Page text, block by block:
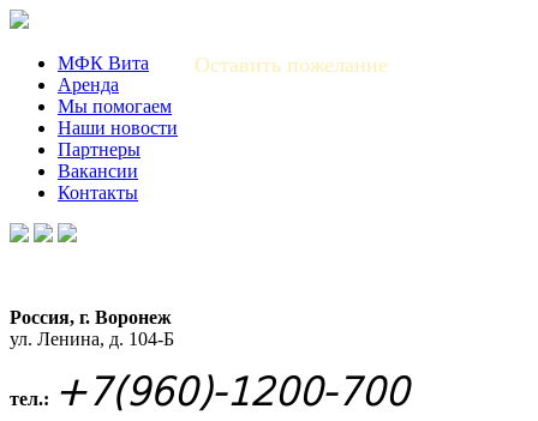
Оставить пожелание
МФК Вита
Аренда
Мы помогаем
Наши новости
Партнеры
Вакансии
Контакты
Россия, г. Воронеж
ул. Ленина, д. 104-Б
тел.: +7(960)-1200-700